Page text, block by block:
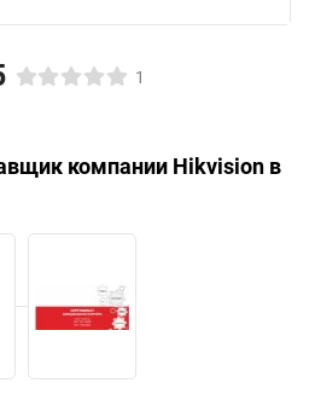
1
компании Hikvision в